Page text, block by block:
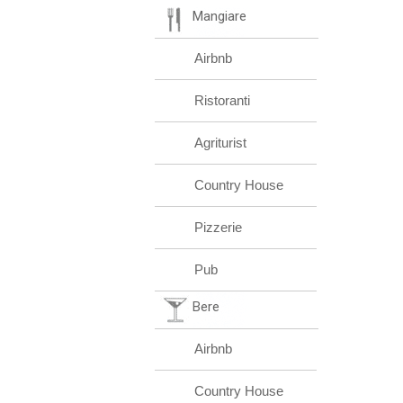
Mangiare
Airbnb
Ristoranti
Agriturist
Country House
Pizzerie
Pub
Bere
Airbnb
Country House